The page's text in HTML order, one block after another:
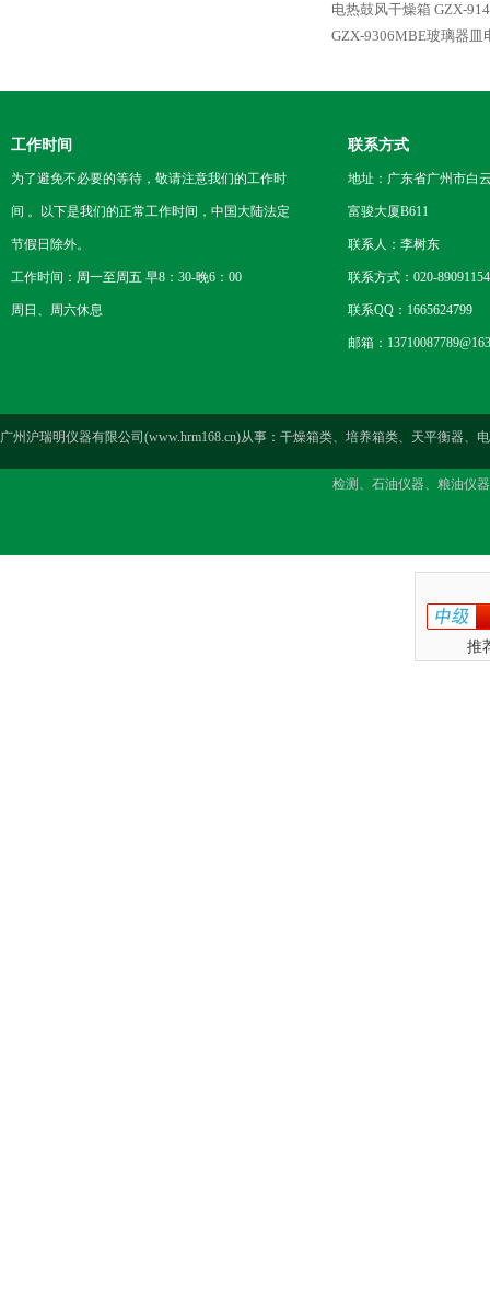
电热鼓风干燥箱 GZX-
GZX-9306MBE玻璃器皿
工作时间
为了避免不必要的等待，敬请注意我们的工作时
间 。以下是我们的正常工作时间，中国大陆法定
节假日除外。
工作时间：周一至周五 早8：30-晚6：00
周日、周六休息
联系方式
地址：广东省广州市白
富骏大厦B611
联系人：李树东
联系方式：020-89091154
联系QQ：1665624799
邮箱：
广州沪瑞明仪器有限公司(www.hrm168.cn)从事：干燥箱类、培养箱类、天平衡器
检测、石油仪器、粮油仪
推